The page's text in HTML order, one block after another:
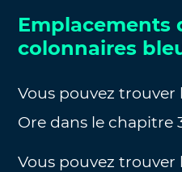
Emplacements
colonnaires
Vous pouvez
Ore dans le chapitre
Vous pouvez